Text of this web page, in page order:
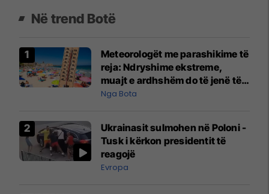
Në trend Botë
Meteorologët me parashikime të
reja: Ndryshime ekstreme,
muajt e ardhshëm do të jenë të
pazakontë
Nga Bota
Ukrainasit sulmohen në Poloni -
Tusk i kërkon presidentit të
reagojë
Evropa